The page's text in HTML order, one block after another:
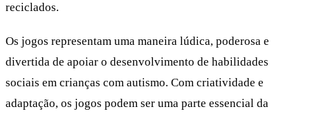
reciclados.
Os jogos representam uma maneira lúdica, poderosa e
divertida de apoiar o desenvolvimento de habilidades
sociais em crianças com autismo. Com criatividade e
adaptação, os jogos podem ser uma parte essencial da